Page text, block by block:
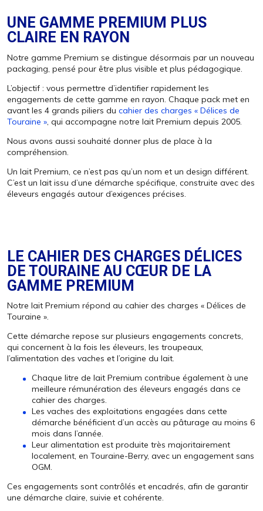
UNE GAMME PREMIUM PLUS
CLAIRE EN RAYON
Notre gamme Premium se distingue désormais par un nouveau
packaging, pensé pour être plus visible et plus pédagogique.
L’objectif : vous permettre d’identifier rapidement les
engagements de cette gamme en rayon. Chaque pack met en
avant les 4 grands piliers du cahier des charges « Délices de
Touraine », qui accompagne notre lait Premium depuis 2005.
Nous avons aussi souhaité donner plus de place à la
compréhension.
Un lait Premium, ce n’est pas qu’un nom et un design différent.
C’est un lait issu d’une démarche spécifique, construite avec des
éleveurs engagés autour d’exigences précises.
LE CAHIER DES CHARGES DÉLICES
DE TOURAINE AU CŒUR DE LA
GAMME PREMIUM
Notre lait Premium répond au cahier des charges « Délices de
Touraine ».
Cette démarche repose sur plusieurs engagements concrets,
qui concernent à la fois les éleveurs, les troupeaux,
l’alimentation des vaches et l’origine du lait.
Chaque litre de lait Premium contribue également à une
meilleure rémunération des éleveurs engagés dans ce
cahier des charges.
Les vaches des exploitations engagées dans cette
démarche bénéficient d’un accès au pâturage au moins 6
mois dans l’année.
Leur alimentation est produite très majoritairement
localement, en Touraine-Berry, avec un engagement sans
OGM.
Ces engagements sont contrôlés et encadrés, afin de garantir
une démarche claire, suivie et cohérente.